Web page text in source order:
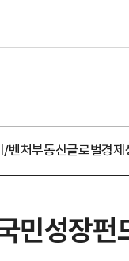
/벤처부동산글로벌경제
민성장